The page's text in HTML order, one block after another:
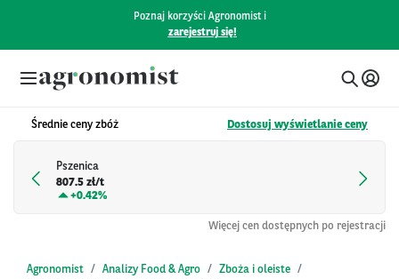
Poznaj korzyści Agronomist i
zarejestruj się!
Średnie ceny zbóż Dostosuj wyświetlanie ceny
Pszenica
807.5 zł/t
+0.42%
Więcej cen dostępnych po rejestracji
Agronomist Analizy Food & Agro
Zboża i oleiste